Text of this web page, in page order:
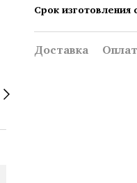
Срок изготовления
Доставка